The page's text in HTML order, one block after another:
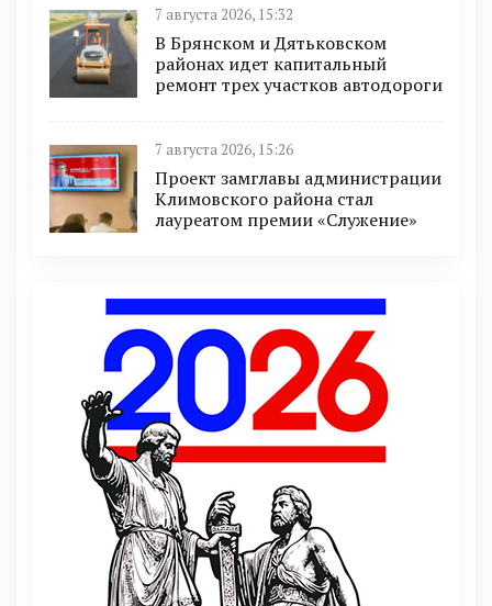
7 августа 2026, 15:32
В Брянском и Дятьковском
районах идет капитальный
ремонт трех участков автодороги
7 августа 2026, 15:26
Проект замглавы администрации
Климовского района стал
лауреатом премии «Служение»